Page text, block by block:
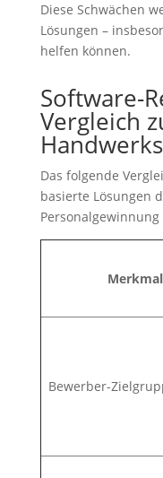
Diese Schwächen
Lösungen –
helfen können.
Software-
Vergleich
Das folgende
basierte Lösungen
Merkmal
Bewerber-